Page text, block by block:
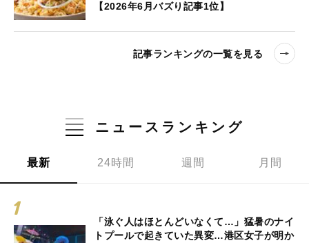
【2026年6月バズり記事1位】
記事ランキングの一覧を見る
ニュースランキング
最新 24時間 週間 月間
「泳ぐ人はほとんどいなくて…」猛暑のナイ
トプールで起きていた異変…港区女子が明か